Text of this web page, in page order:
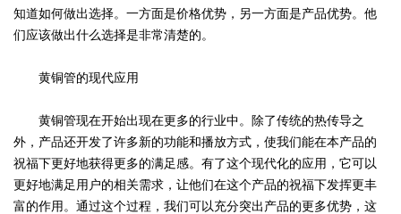
知道如何做出选择。一方面是价格优势，另一方面是产品优势。他
们应该做出什么选择是非常清楚的。
黄铜管的现代应用
黄铜管现在开始出现在更多的行业中。除了传统的热传导之
外，产品还开发了许多新的功能和播放方式，使我们能在本产品的
祝福下更好地获得更多的满足感。有了这个现代化的应用，它可以
更好地满足用户的相关需求，让他们在这个产品的祝福下发挥更丰
富的作用。通过这个过程，我们可以充分突出产品的更多优势，这